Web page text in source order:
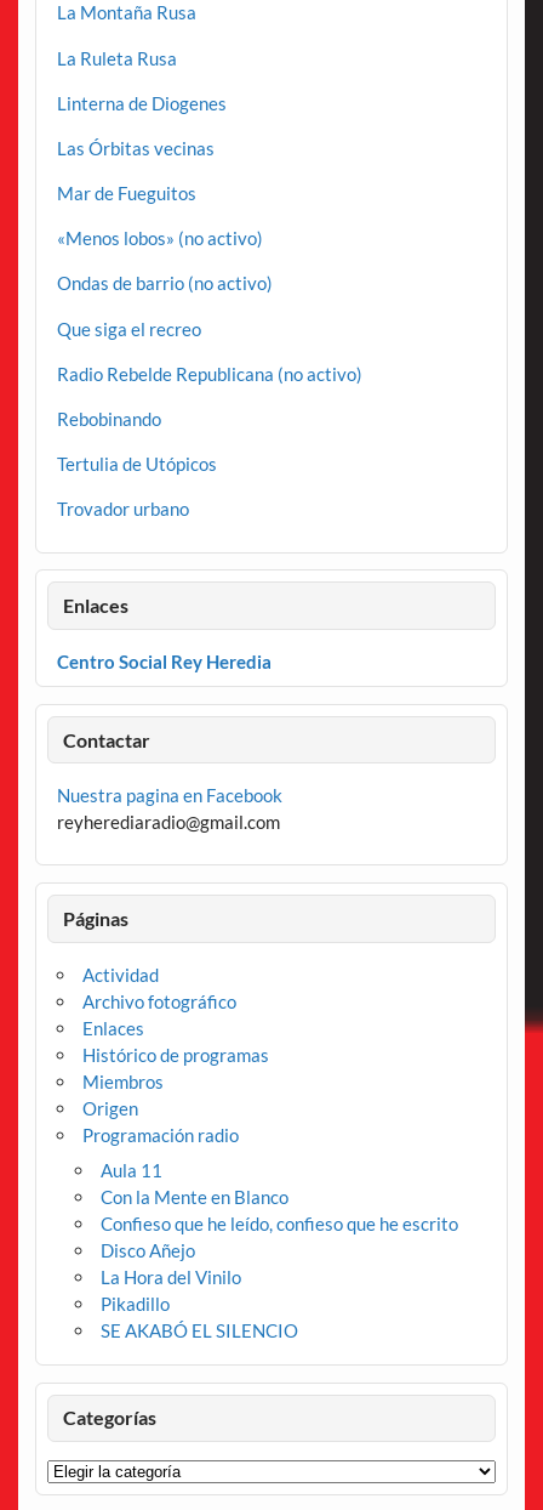
La Montaña Rusa
La Ruleta Rusa
Linterna de Diogenes
Las Órbitas vecinas
Mar de Fueguitos
«Menos lobos» (no activo)
Ondas de barrio (no activo)
Que siga el recreo
Radio Rebelde Republicana (no activo)
Rebobinando
Tertulia de Utópicos
Trovador urbano
Enlaces
Centro Social Rey Heredia
Contactar
Nuestra pagina en Facebook
reyherediaradio@gmail.com
Páginas
Actividad
Archivo fotográfico
Enlaces
Histórico de programas
Miembros
Origen
Programación radio
Aula 11
Con la Mente en Blanco
Confieso que he leído, confieso que he escrito
Disco Añejo
La Hora del Vinilo
Pikadillo
SE AKABÓ EL SILENCIO
Categorías
Categorías